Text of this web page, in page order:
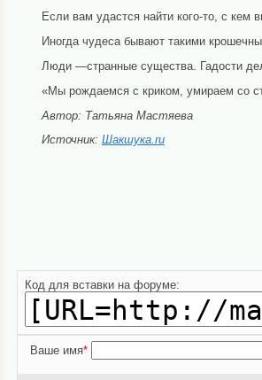
Если вам удастся найти кого-то, с кем
Иногда чудеса бывают такими
Люди —странные существа. Гадости
«Мы рождаемся с криком, умираем со
Автор: Татьяна Мастяева
Источник: Шакшука.ru
Код для вставки на форуме:
Ваше имя*